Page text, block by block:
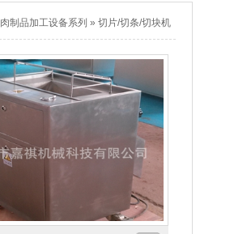
肉制品加工设备系列 » 切片/切条/切块机